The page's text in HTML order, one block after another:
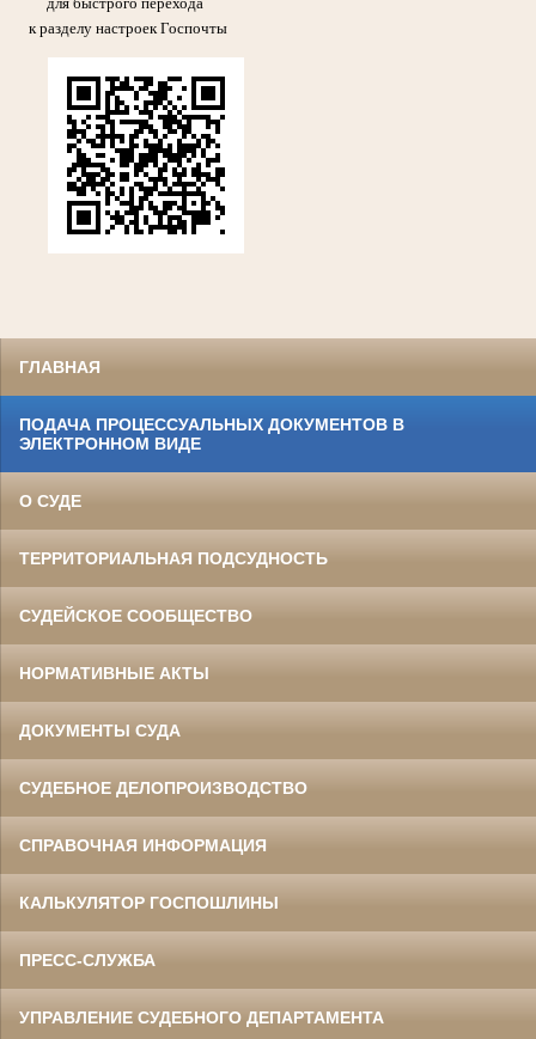
к разделу настроек Госпочты
ГЛАВНАЯ
ПОДАЧА ПРОЦЕССУАЛЬНЫХ ДОКУМЕНТОВ В
ЭЛЕКТРОННОМ ВИДЕ
О СУДЕ
ТЕРРИТОРИАЛЬНАЯ ПОДСУДНОСТЬ
СУДЕЙСКОЕ СООБЩЕСТВО
НОРМАТИВНЫЕ АКТЫ
ДОКУМЕНТЫ СУДА
СУДЕБНОЕ ДЕЛОПРОИЗВОДСТВО
СПРАВОЧНАЯ ИНФОРМАЦИЯ
КАЛЬКУЛЯТОР ГОСПОШЛИНЫ
ПРЕСС-СЛУЖБА
УПРАВЛЕНИЕ СУДЕБНОГО ДЕПАРТАМЕНТА